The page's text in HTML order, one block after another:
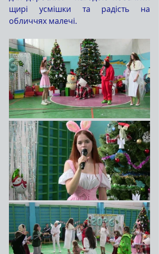
щирі усмішки та радість на
обличчях малечі.